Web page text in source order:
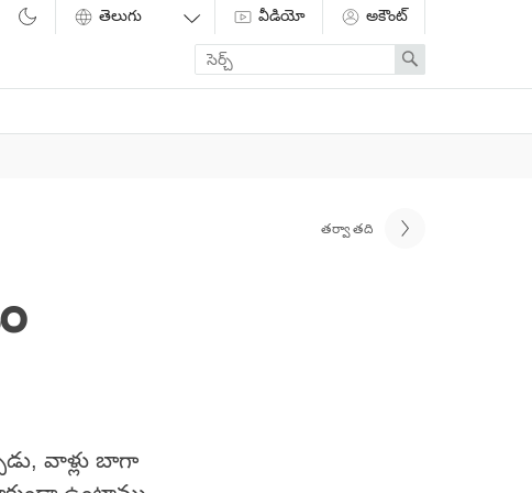
వీడియో అకౌంట్
Enter
search
term
Search
తర్వాతది
వాళ్లు బాగా